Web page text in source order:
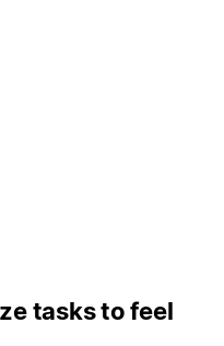
tasks to feel